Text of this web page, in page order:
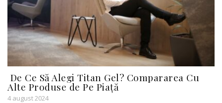
De Ce Să Alegi Titan Gel? Compararea Cu
Alte Produse de Pe Piață
4 august 2024